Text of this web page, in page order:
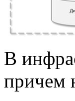
В
причем